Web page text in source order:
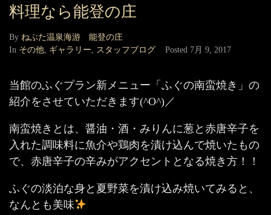
料理なら能登の庄
By ねぶた温泉海游 能登の庄
In その他, ギャラリー, スタッフブログ Posted 7月 9, 2017
当館のふぐプラン新メニュー「ふぐの南蛮焼き」の
紹介をさせていただきます(^O^)／
南蛮焼きとは、醤油・酒・みりんに葱と赤唐辛子を
入れた調味料に魚介や鶏肉を漬け込んで焼いたもの
で、赤唐辛子の辛みがアクセントとなる焼き方！！
ふぐの淡泊な身と夏野菜を漬け込み焼いてみると、
なんとも美味